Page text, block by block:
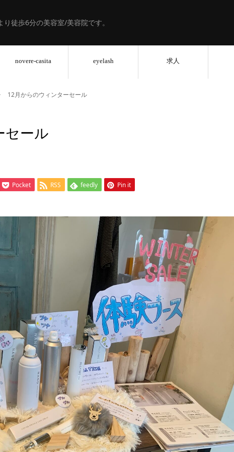
徒歩6分の美容室/美容院です。
novere-casita eyelash 求人
12月からのウィンターセール
セール
Pocket RSS feedly Pin it